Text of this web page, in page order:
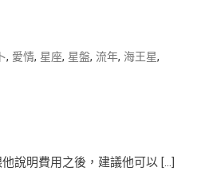
, 愛情, 星座, 星盤, 流年, 海王星,
說明費用之後，建議他可以 […]